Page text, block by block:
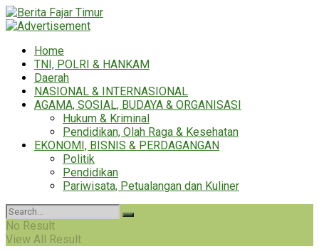
Home
TNI, POLRI & HANKAM
Daerah
NASIONAL & INTERNASIONAL
AGAMA, SOSIAL, BUDAYA & ORGANISASI
Hukum & Kriminal
Pendidikan, Olah Raga & Kesehatan
EKONOMI, BISNIS & PERDAGANGAN
Politik
Pendidikan
Pariwisata, Petualangan dan Kuliner
No Result
View All Result